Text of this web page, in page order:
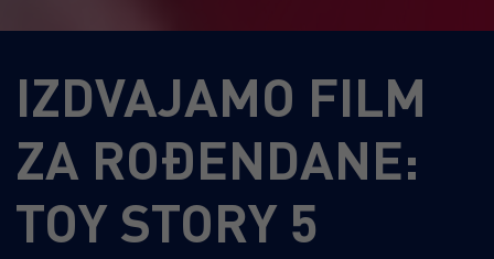
IZDVAJAMO FILM
ZA ROĐENDANE:
TOY STORY 5